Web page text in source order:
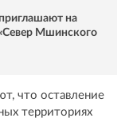
на
Мшинского
что оставление
территориях